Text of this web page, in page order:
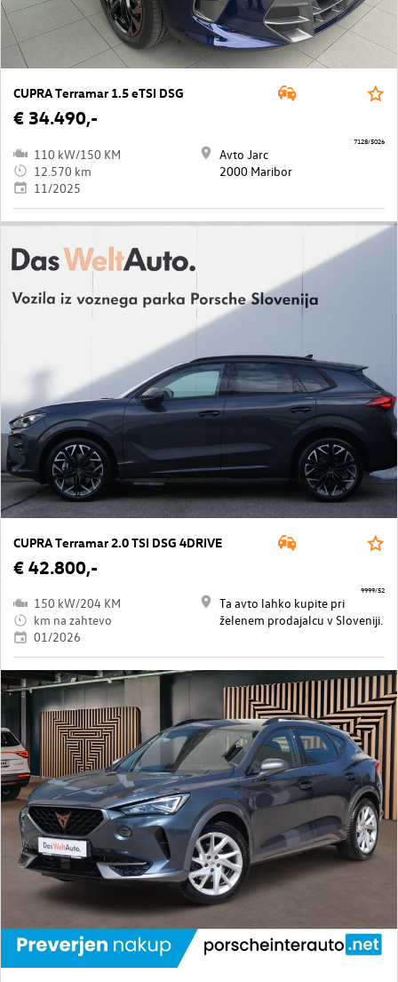
CUPRA Terramar 1.5 eTSI DSG
€ 34.490,-
110 kW/150 KM
12.570 km
11/2025
Avto Jarc
2000 Maribor
7128/5026
CUPRA Terramar 2.0 TSI DSG 4DRIVE
€ 42.800,-
150 kW/204 KM
km na zahtevo
01/2026
Ta avto lahko kupite pri
želenem prodajalcu v Sloveniji.
9999/52